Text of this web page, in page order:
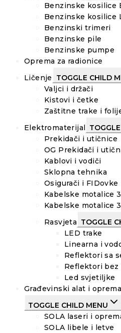
Benzinske kosilice
Benzinske kosilice
Benzinski trimeri
Benzinske pile
Benzinske pumpe
Oprema za radionice
Ličenje
TOGGLE CHILD
Valjci i držači
Kistovi i četke
Zaštitne trake i
Elektromaterijal
Prekidači i utičnice
OG Prekidači i
Kablovi i vodiči
Sklopna tehnika
Osigurači i FIDovke
Kabelske motalice
Kabelske motalice
Rasvjeta TOGGLE
LED trake
Linearna i
Reflektori sa
Reflektori bez
Led svjetiljke
Građevinski alat i oprema
TOGGLE CHILD MENU
SOLA laseri i
SOLA libele i letve